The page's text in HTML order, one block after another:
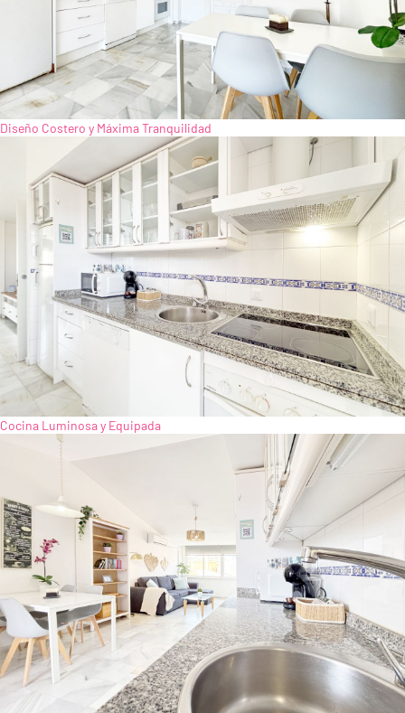
Diseño Costero y Máxima Tranquilidad
Cocina Luminosa y Equipada